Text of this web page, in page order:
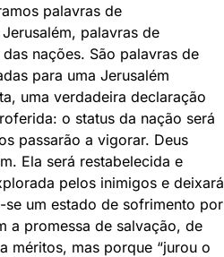
palavras de
palavras de
nações. São palavras de
para uma Jerusalém
uma verdadeira declaração
o status da nação será
passarão a vigorar. Deus
Ela será restabelecida e
pelos inimigos e deixará
um estado de sofrimento por
a promessa de salvação, de
méritos, mas porque “jurou o